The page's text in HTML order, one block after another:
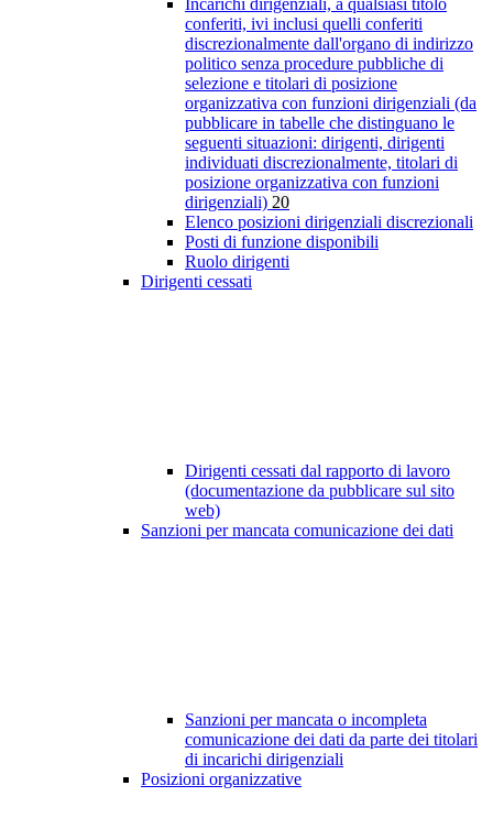
Incarichi dirigenziali, a qualsiasi titolo
conferiti, ivi inclusi quelli conferiti
discrezionalmente dall'organo di indirizzo
politico senza procedure pubbliche di
selezione e titolari di posizione
organizzativa con funzioni dirigenziali (da
pubblicare in tabelle che distinguano le
seguenti situazioni: dirigenti, dirigenti
individuati discrezionalmente, titolari di
posizione organizzativa con funzioni
dirigenziali) 20
Elenco posizioni dirigenziali discrezionali
Posti di funzione disponibili
Ruolo dirigenti
Dirigenti cessati
Dirigenti cessati dal rapporto di lavoro
(documentazione da pubblicare sul sito
web)
Sanzioni per mancata comunicazione dei dati
Sanzioni per mancata o incompleta
comunicazione dei dati da parte dei titolari
di incarichi dirigenziali
Posizioni organizzative